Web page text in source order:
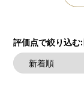
評価点で絞り込む: